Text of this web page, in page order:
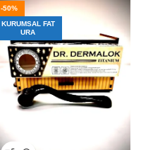
-50%
KURUMSAL FAT
URA